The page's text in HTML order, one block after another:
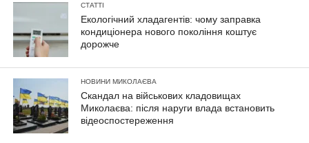
СТАТТІ
Екологічний хладагентів: чому заправка
кондиціонера нового покоління коштує
дорожче
НОВИНИ МИКОЛАЄВА
Скандал на військових кладовищах
Миколаєва: після наруги влада встановить
відеоспостереження